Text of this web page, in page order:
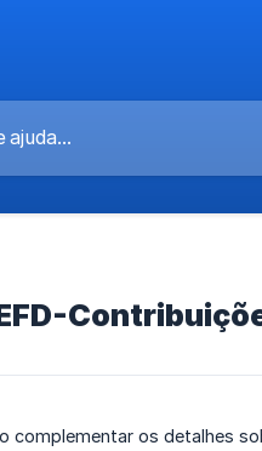
complementar os detalhes